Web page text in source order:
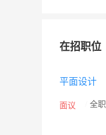
在招职位
平面设计
面议 全职